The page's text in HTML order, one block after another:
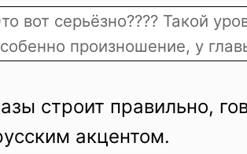
вот серьёзно???? Такой
произношение, у
строит правильно,
акцентом.